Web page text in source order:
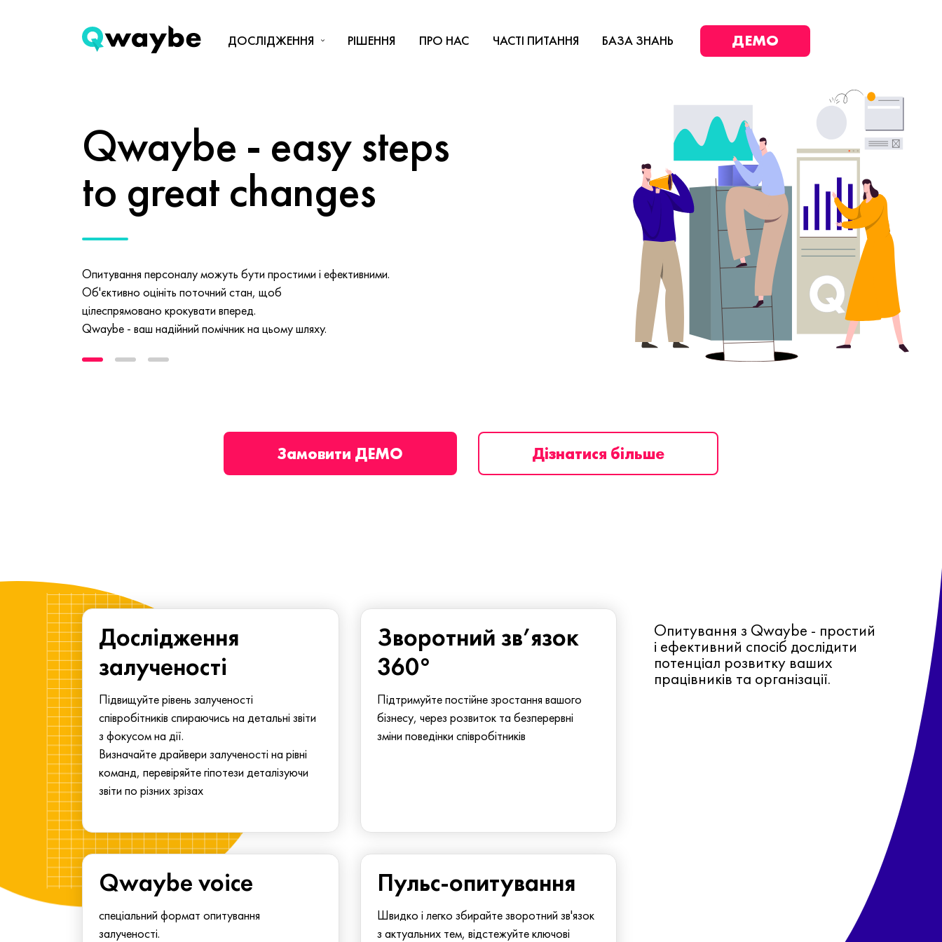
ДОСЛІДЖЕННЯ РІШЕННЯ ПРО НАС ЧАСТІ ПИТАННЯ БАЗА ЗНАНЬ ДЕМО
Qwaybe - easy steps
to great changes
Опитування персоналу можуть бути простими і ефективними.
Об'єктивно оцініть поточний стан, щоб
цілеспрямовано крокувати вперед.
Qwaybe - ваш надійний помічник на цьому шляху.
Замовити ДЕМО Дізнатися більше
Дослідження
залученості
Підвищуйте рівень залученості
співробітників спираючись на детальні звіти
з фокусом на дії.
Визначайте драйвери залученості на рівні
команд, перевіряйте гіпотези деталізуючи
звіти по різних зрізах
Зворотний зв’язок
360°
Підтримуйте постійне зростання вашого
бізнесу, через розвиток та безперервні
зміни поведінки співробітників
Опитування з Qwaybe - простий
і ефективний спосіб дослідити
потенціал розвитку ваших
працівників та організації.
Qwaybe voice
спеціальний формат опитування
залученості.
Пульс-опитування
Швидко і легко збирайте зворотний зв'язок
з актуальних тем, відстежуйте ключові